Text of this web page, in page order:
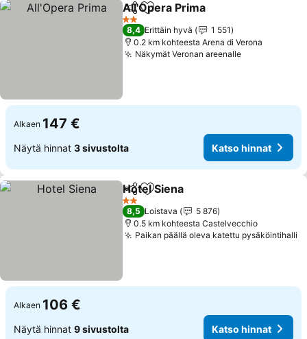
Jaa Lisää suosikkeihin
All'Opera Prima
2 Tähtiluokitus
8,4 Erittäin hyvä
1 551
0.2 km kohteesta Arena di Verona
Näkymät Veronan areenalle
Alkaen 147 €
Näytä hinnat 3 sivustolta Katso hinnat
Jaa Lisää suosikkeihin
Hotel Siena
2 Tähtiluokitus
8,5 Loistava
5 876
0.5 km kohteesta Castelvecchio
Paikan päällä oleva katettu pysäköintihalli
Alkaen 106 €
Näytä hinnat 9 sivustolta Katso hinnat